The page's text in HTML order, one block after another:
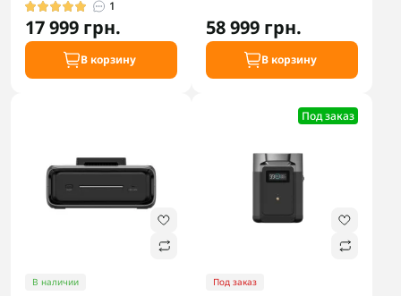
1
17 999 грн.
В корзину
58 999 грн.
В корзину
В наличии
Под заказ
Под заказ